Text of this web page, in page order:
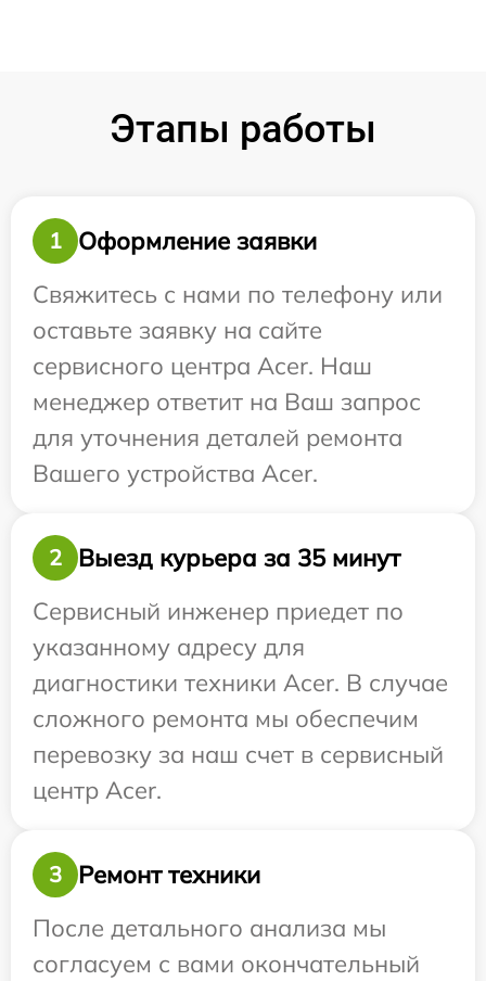
Этапы работы
1
Оформление заявки
Свяжитесь с нами по телефону или
оставьте заявку на сайте
сервисного центра Acer. Наш
менеджер ответит на Ваш запрос
для уточнения деталей ремонта
Вашего устройства Acer.
2
Выезд курьера за 35 минут
Сервисный инженер приедет по
указанному адресу для
диагностики техники Acer. В случае
сложного ремонта мы обеспечим
перевозку за наш счет в сервисный
центр Acer.
3
Ремонт техники
После детального анализа мы
согласуем с вами окончательный